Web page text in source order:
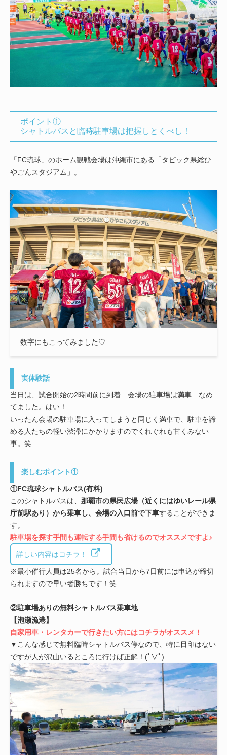
ポイント①
シャトルバスと臨時駐車場は把握しとくべし！
「FC琉球」のホーム観戦会場は沖縄市にある「タピック県総ひ
やごんスタジアム」。
数字にもこってみました♡
実体験話
当日は、試合開始の2時間前に到着…会場の駐車場は満車…なめ
てました。はい！
いったん会場の駐車場に入ってしまうと同じく満車で、駐車を諦
める人たちの軽い渋滞にかかりますのでくれぐれも甘くみない
事。笑
楽しむポイント①
①FC琉球シャトルバス(有料)
このシャトルバスは、 那覇市の県民広場（近くにはゆいレール県
庁前駅あり）から乗車し、会場の入口前で下車することができま
す。
駐車場を探す手間も運転する手間も省けるのでオススメですよ♪
詳しい内容はコチラ！
※最小催行人員は25名から。試合当日から7日前には申込が締切
られますので早い者勝ちです！笑
②駐車場ありの無料シャトルバス乗車地
【泡瀬漁港】
自家用車・レンタカーで行きたい方にはコチラがオススメ！
▼こんな感じで無料臨時シャトルバス停なので、特に目印はない
ですが人が沢山いるところに行けば正解！(ﾟ∀ﾟ)